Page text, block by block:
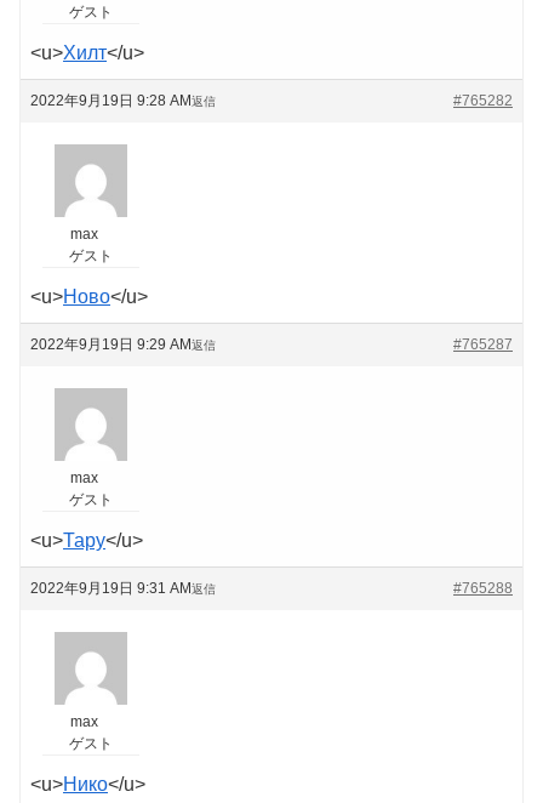
ゲスト
<u>Хилт</u>
2022年9月19日 9:28 AM #765282
返信
max
ゲスト
<u>Ново</u>
2022年9月19日 9:29 AM #765287
返信
max
ゲスト
<u>Тару</u>
2022年9月19日 9:31 AM #765288
返信
max
ゲスト
<u>Нико</u>